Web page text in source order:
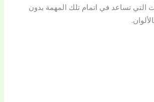
التي تساعد في اتمام تلك المهمة بدون